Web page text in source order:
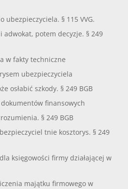
ubezpieczyciela. § 115 VVG.
adwokat, potem decyzje. § 249
w fakty techniczne
ubezpieczyciela
osłabić szkody. § 249 BGB
finansowych
§ 249 BGB
tnie kosztorys. § 249
księgowości firmy działającej w
majątku firmowego w